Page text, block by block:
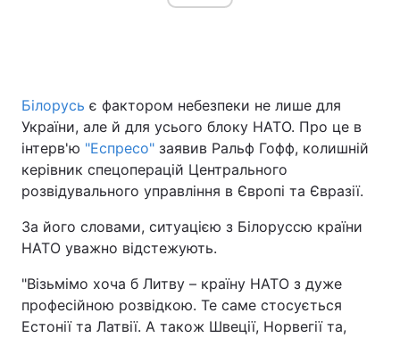
Головна Війна
Україна Політика
Економіка
Спорт
Техно і зв'язок Лайт
Зброя Інциденти
Білорусь є фактором небезпеки не лише для
України, але й для усього блоку НАТО. Про це в
інтерв'ю "Еспресо" заявив Ральф Гофф, колишній
керівник спецоперацій Центрального
розвідувального управління в Європі та Євразії.
За його словами, ситуацією з Білоруссю країни
НАТО уважно відстежують.
"Візьмімо хоча б Литву – країну НАТО з дуже
професійною розвідкою. Те саме стосується
Естонії та Латвії. А також Швеції, Норвегії та,